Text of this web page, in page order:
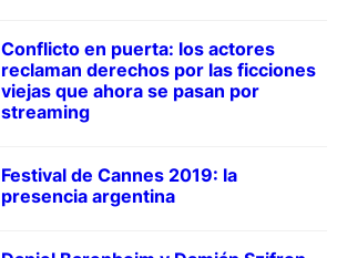
Conflicto en puerta: los actores
reclaman derechos por las ficciones
viejas que ahora se pasan por
streaming
Festival de Cannes 2019: la
presencia argentina